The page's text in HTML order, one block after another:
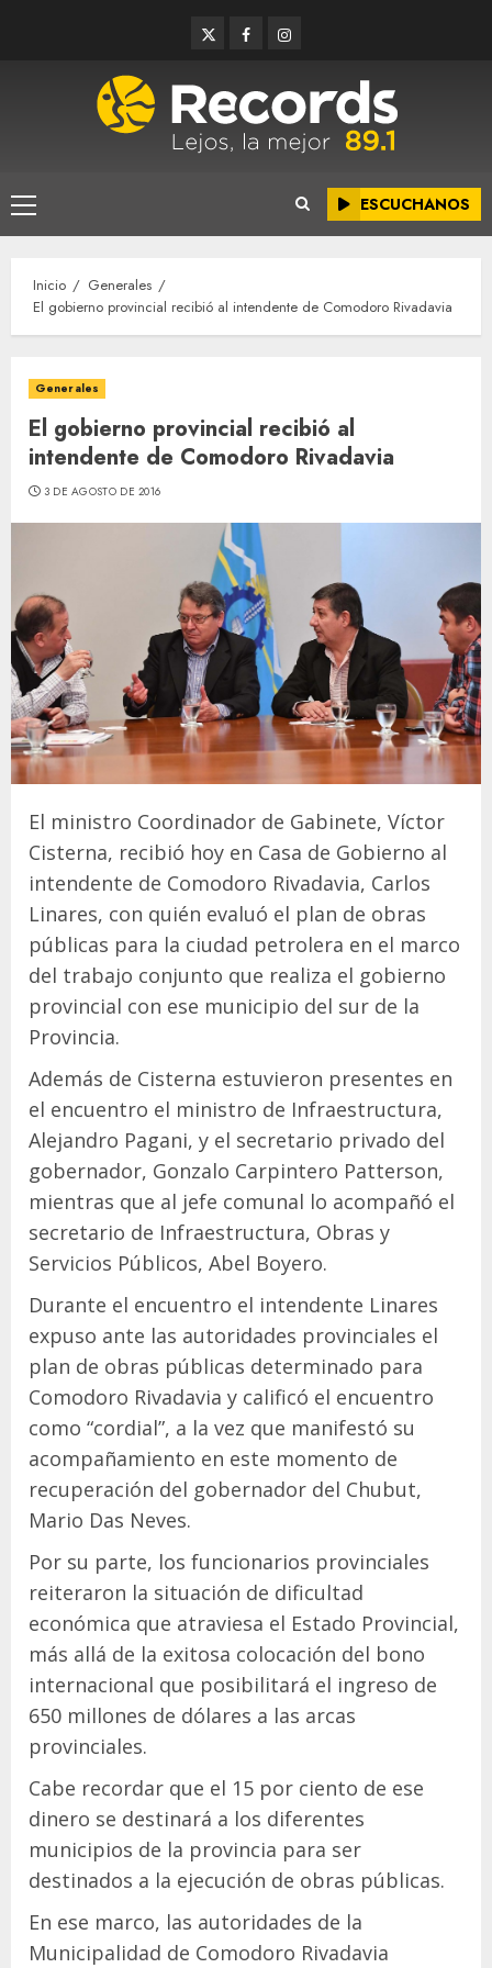
TwitterFacebookInstagram
Menú
principal
ESCUCHANOS
Inicio
Generales
El gobierno provincial recibió al intendente de Comodoro Rivadavia
Generales
El gobierno provincial recibió al
intendente de Comodoro Rivadavia
3 DE AGOSTO DE 2016
El ministro Coordinador de Gabinete, Víctor
Cisterna, recibió hoy en Casa de Gobierno al
intendente de Comodoro Rivadavia, Carlos
Linares, con quién evaluó el plan de obras
públicas para la ciudad petrolera en el marco
del trabajo conjunto que realiza el gobierno
provincial con ese municipio del sur de la
Provincia.
Además de Cisterna estuvieron presentes en
el encuentro el ministro de Infraestructura,
Alejandro Pagani, y el secretario privado del
gobernador, Gonzalo Carpintero Patterson,
mientras que al jefe comunal lo acompañó el
secretario de Infraestructura, Obras y
Servicios Públicos, Abel Boyero.
Durante el encuentro el intendente Linares
expuso ante las autoridades provinciales el
plan de obras públicas determinado para
Comodoro Rivadavia y calificó el encuentro
como “cordial”, a la vez que manifestó su
acompañamiento en este momento de
recuperación del gobernador del Chubut,
Mario Das Neves.
Por su parte, los funcionarios provinciales
reiteraron la situación de dificultad
económica que atraviesa el Estado Provincial,
más allá de la exitosa colocación del bono
internacional que posibilitará el ingreso de
650 millones de dólares a las arcas
provinciales.
Cabe recordar que el 15 por ciento de ese
dinero se destinará a los diferentes
municipios de la provincia para ser
destinados a la ejecución de obras públicas.
En ese marco, las autoridades de la
Municipalidad de Comodoro Rivadavia